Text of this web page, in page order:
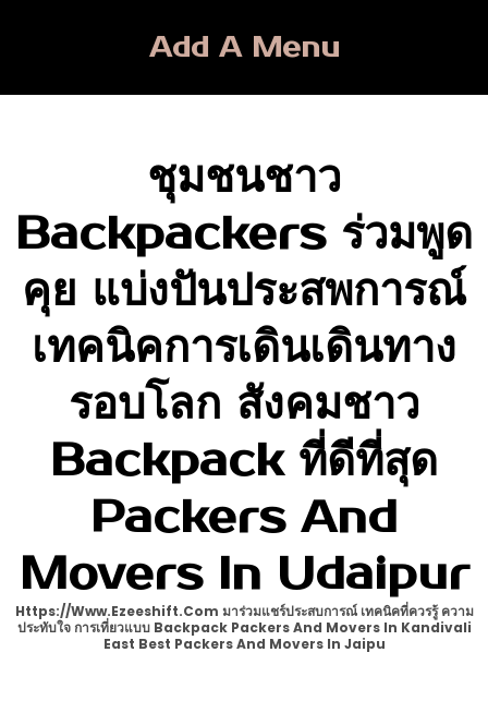
Add A Menu
ชุมชนชาว
Backpackers ร่วมพูด
คุย แบ่งปันประสพการณ์
เทคนิคการเดินเดินทาง
รอบโลก สังคมชาว
Backpack ที่ดีที่สุด
Packers And
Movers In Udaipur
Https://www.ezeeshift.com มาร่วมแชร์ประสบการณ์ เทคนิคที่ควรรู้ ความ
ประทับใจ การเที่ยวแบบ Backpack Packers And Movers In Kandivali
East Best Packers And Movers In Jaipu